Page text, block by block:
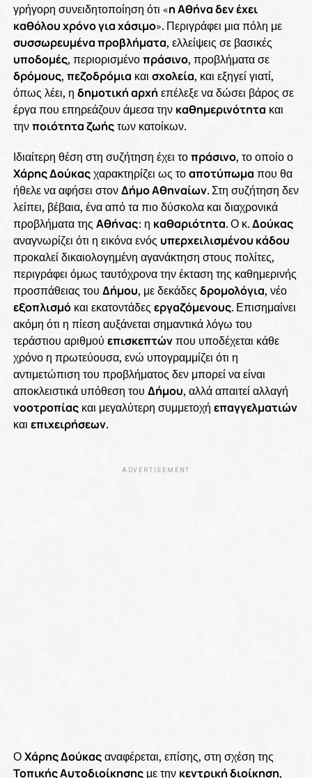
γρήγορη συνειδητοποίηση ότι «η Αθήνα δεν έχει
καθόλου χρόνο για χάσιμο». Περιγράφει μια πόλη με
συσσωρευμένα προβλήματα, ελλείψεις σε βασικές
υποδομές, περιορισμένοπράσινο, προβλήματα σε
δρόμους, πεζοδρόμια και σχολεία, και εξηγεί γιατί,
όπως λέει, η δημοτική αρχή επέλεξε να δώσει βάρος σε
έργα που επηρεάζουν άμεσα την καθημερινότητα και
τηνποιότητα ζωήςτων κατοίκων.
Ιδιαίτερη θέση στη συζήτηση έχει τοπράσινο, το οποίο ο
Χάρης Δούκαςχαρακτηρίζει ως τοαποτύπωμα που θα
ήθελε να αφήσει στονΔήμο Αθηναίων. Στη συζήτηση δεν
λείπει, βέβαια, ένα από τα πιο δύσκολα και διαχρονικά
προβλήματα της Αθήνας: η καθαριότητα. Ο κ.Δούκας
αναγνωρίζει ότι η εικόνα ενός υπερχειλισμένου κάδου
προκαλεί δικαιολογημένη αγανάκτηση στους πολίτες,
περιγράφει όμως ταυτόχρονα την έκταση της καθημερινής
προσπάθειας του Δήμου, με δεκάδες δρομολόγια, νέο
εξοπλισμόκαι εκατοντάδες εργαζόμενους. Επισημαίνει
ακόμη ότι η πίεση αυξάνεται σημαντικά λόγω του
τεράστιου αριθμού επισκεπτώνπου υποδέχεται κάθε
χρόνο η πρωτεύουσα, ενώ υπογραμμίζει ότι η
αντιμετώπιση του προβλήματος δεν μπορεί να είναι
αποκλειστικά υπόθεση του Δήμου, αλλά απαιτεί αλλαγή
νοοτροπίαςκαι μεγαλύτερη συμμετοχή επαγγελματιών
και επιχειρήσεων.
ADVERTISEMENT
ΟΧάρης Δούκαςαναφέρεται, επίσης, στη σχέση της
Τοπικής Αυτοδιοίκησηςμε την κεντρική διοίκηση,